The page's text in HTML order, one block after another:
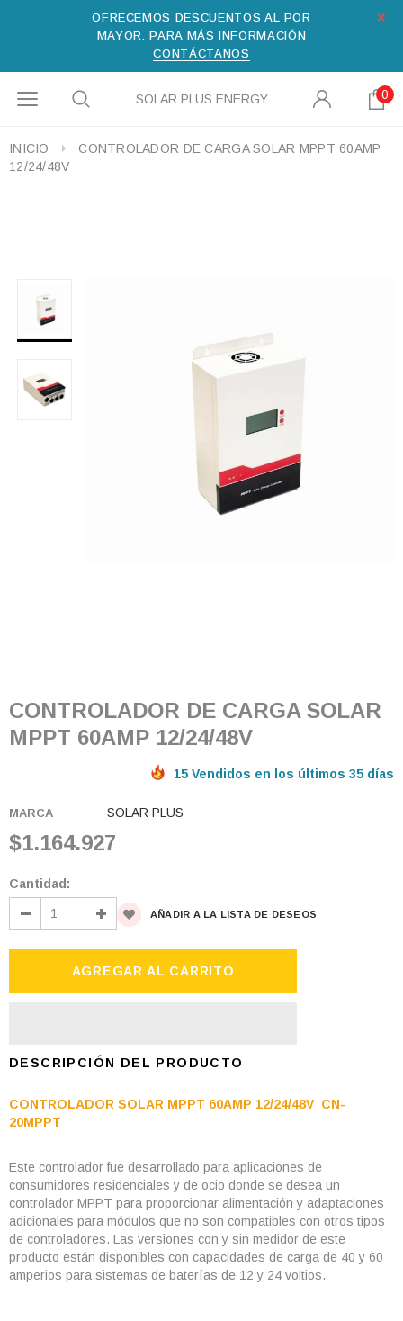
OFRECEMOS DESCUENTOS AL POR
MAYOR. PARA MÁS INFORMACIÓN
CONTÁCTANOS
SOLAR PLUS ENERGY 0
INICIO
CONTROLADOR DE CARGA SOLAR MPPT 60AMP
12/24/48V
CONTROLADOR DE CARGA SOLAR
MPPT 60AMP 12/24/48V
15 Vendidos en los últimos 35 días
MARCA SOLAR PLUS
$1.164.927
Cantidad:
AÑADIR A LA LISTA DE DESEOS
DESCRIPCIÓN DEL PRODUCTO
CONTROLADOR SOLAR MPPT 60AMP 12/24/48V CN-
20MPPT
Este controlador fue desarrollado para aplicaciones de
consumidores residenciales y de ocio donde se desea un
controlador MPPT para proporcionar alimentación y adaptaciones
adicionales para módulos que no son compatibles con otros tipos
de controladores. Las versiones con y sin medidor de este
producto están disponibles con capacidades de carga de 40 y 60
amperios para sistemas de baterías de 12 y 24 voltios.